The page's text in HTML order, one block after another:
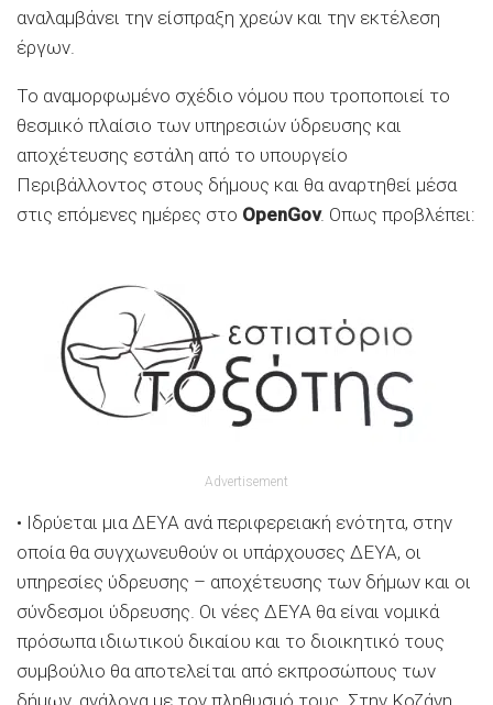
αναλαμβάνει την είσπραξη χρεών και την εκτέλεση
έργων.
Το αναμορφωμένο σχέδιο νόμου που τροποποιεί το
θεσμικό πλαίσιο των υπηρεσιών ύδρευσης και
αποχέτευσης εστάλη από το υπουργείο
Περιβάλλοντος στους δήμους και θα αναρτηθεί μέσα
στις επόμενες ημέρες στο OpenGov. Οπως προβλέπει:
Advertisement
• Ιδρύεται μια ΔΕΥΑ ανά περιφερειακή ενότητα, στην
οποία θα συγχωνευθούν οι υπάρχουσες ΔΕΥΑ, οι
υπηρεσίες ύδρευσης – αποχέτευσης των δήμων και οι
σύνδεσμοι ύδρευσης. Οι νέες ΔΕΥΑ θα είναι νομικά
πρόσωπα ιδιωτικού δικαίου και το διοικητικό τους
συμβούλιο θα αποτελείται από εκπροσώπους των
δήμων, ανάλογα με τον πληθυσμό τους. Στην Κοζάνη